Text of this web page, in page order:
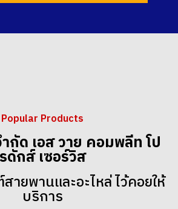
Popular Products
กัด เอส วาย คอมพลีท โป
รดักส์ เซอร์วิส
ายพานและอะไหล่ ไว้คอยให้
บริการ